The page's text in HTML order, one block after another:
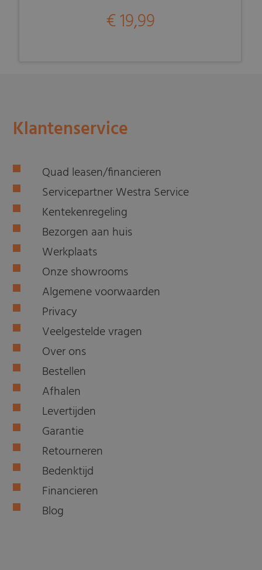
€ 19,99
Klantenservice
Quad leasen/financieren
Servicepartner Westra Service
Kentekenregeling
Bezorgen aan huis
Werkplaats
Onze showrooms
Algemene voorwaarden
Privacy
Veelgestelde vragen
Over ons
Bestellen
Afhalen
Levertijden
Garantie
Retourneren
Bedenktijd
Financieren
Blog